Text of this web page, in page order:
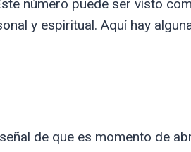
número puede ser visto
y espiritual. Aquí hay
de que es momento de